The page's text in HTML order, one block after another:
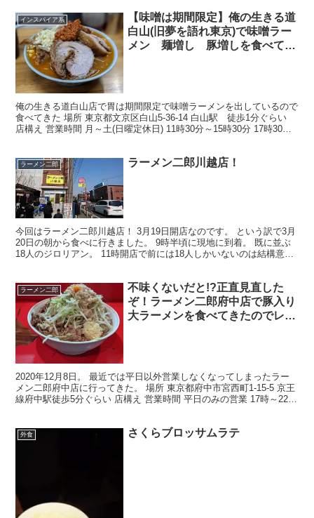
インスパイア系
【味噌は期間限定】俺の生きる道
白山(旧夢を語れ東京)で味噌ラー
メン 麺増し 豚増しを食べてき
俺の生きる道白山店で胃は期間限定で味噌ラーメンを出しているので
食べてきた 場所 東京都文京区白山5-36-14 白山駅 徒歩1分ぐらい
店構え 営業時間 月～土(日曜定休日) 11時30分～15時30分 17時30分
ラーメン二郎 ラーメン二郎川越店！
今回はラーメン二郎川越店！ 3月19日開店なのです。 という訳で3月
20日の朝から食べに行きました。 9時半頃に現地に到着。 既に並ぶ
18人のジロリアン。 11時開店で前には18人しかいないのは結構意外
ラーメン二郎
不味くないだと!?正直見直した
ぞ！ラーメン二郎府中店で豚入り
大ラーメンを食べてきたのでレポ
2020年12月8日。 最近では平日以外営業しなくなってしまったラー
メン二郎府中店に行ってきた。 場所 東京都府中市宮西町1-15-5 京王
線府中駅徒歩5分ぐらい 店構え 営業時間 平日のみの営業 17時～22時
外食 さくらブロッサムラテ